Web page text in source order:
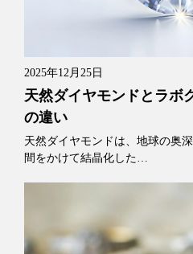
2025年12月25日
天然ダイヤモンドとラボ
の違い
天然ダイヤモンドは、地球の奥
間をかけて結晶化した…